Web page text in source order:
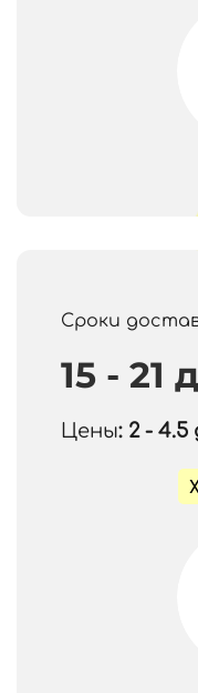
Сроки
15 - 21
Цены: 2 - 4.5